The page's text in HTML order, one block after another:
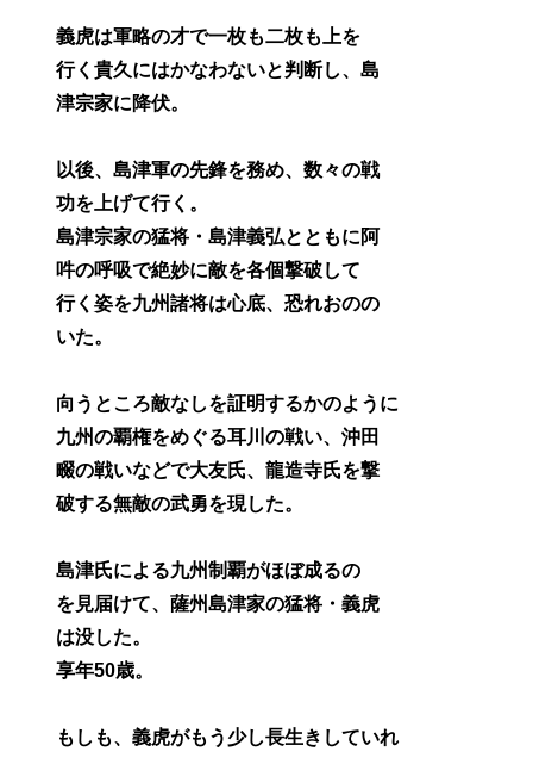
義虎は軍略の才で一枚も二枚も上を
行く貴久にはかなわないと判断し、島
津宗家に降伏。
以後、島津軍の先鋒を務め、数々の戦
功を上げて行く。
島津宗家の猛将・島津義弘とともに阿
吽の呼吸で絶妙に敵を各個撃破して
行く姿を九州諸将は心底、恐れおのの
いた。
向うところ敵なしを証明するかのように
九州の覇権をめぐる耳川の戦い、沖田
畷の戦いなどで大友氏、龍造寺氏を撃
破する無敵の武勇を現した。
島津氏による九州制覇がほぼ成るの
を見届けて、薩州島津家の猛将・義虎
は没した。
享年50歳。
もしも、義虎がもう少し長生きしていれ